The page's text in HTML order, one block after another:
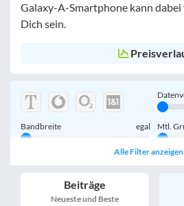
Galaxy-A-Smartphone kann
Dich sein.
Bandbreite egal Mtl.
egal
nur 5G-Tarife
Alle Filter anzeigen
Beiträge
Neueste und Beste